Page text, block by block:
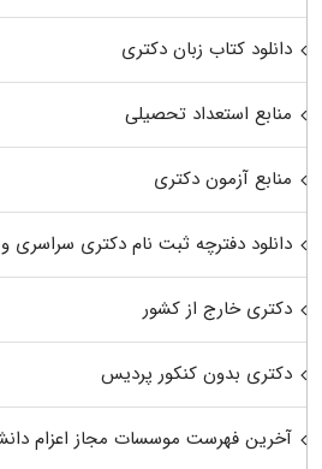
دانلود کتاب زبان دکتری
منابع استعداد تحصیلی
منابع آزمون دکتری
دانلود دفترچه ثبت نام دکتری سراسری و
دکتری خارج از کشور
دکتری بدون کنکور پردیس
آخرین فهرست موسسات مجاز اعزام